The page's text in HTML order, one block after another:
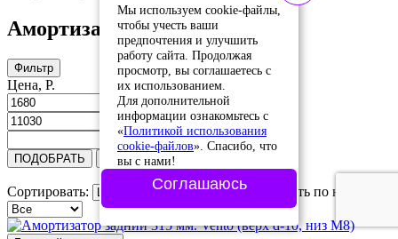
Амортизаторы
Фильтр
Цена, Р.
ПОДОБРАТЬ Сбросить
Сортировать: Сортировать по наличию:
Мы используем cookie-файлы,
чтобы учесть ваши
предпочтения и улучшить
работу сайта. Продолжая
просмотр, вы соглашаетесь с
их использованием.
Для дополнительной
информации ознакомьтесь с
«Политикой использования
cookie-файлов». Спасибо, что
вы с нами!
Соглашаюсь